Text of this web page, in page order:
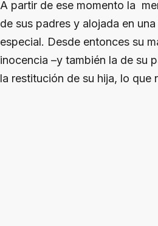
A partir de ese momento la
de sus padres y alojada en
especial. Desde entonces su
inocencia –y también la de su
la restitución de su hija, lo que